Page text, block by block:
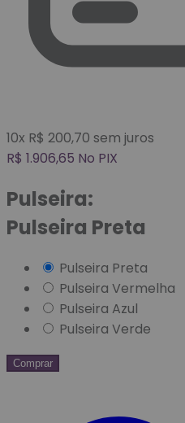
10x R$ 200,70 sem juros
R$ 1.906,65 No PIX
Pulseira:
Pulseira Preta
Pulseira Preta
Pulseira Vermelha
Pulseira Azul
Pulseira Verde
Comprar